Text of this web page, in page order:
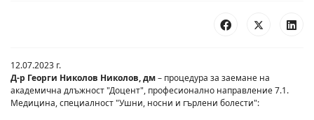
12.07.2023 г.
Д-р Георги Николов Николов, дм– процедура за заемане на
академична длъжност "Доцент", професионално направление 7.1.
Медицина, специалност "Ушни, носни и гърлени болести":